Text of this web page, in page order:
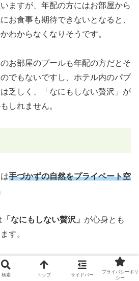
ますが、年配の方にはお部屋から
お食事も期待できないとなると、
わからなくなりそうです。
お部屋のプールも年配の方だとそ
でもないですし、ホテル内のパブ
乏しく、「なにもしない贅沢」が
しれません。
手づかずの自然をプライベート空
「なにもしない贅沢」 が心身とも
す。
囲気を味わいたい方にはおすすめ
検索 トップ サイドバー
プライバシーポリ
シー